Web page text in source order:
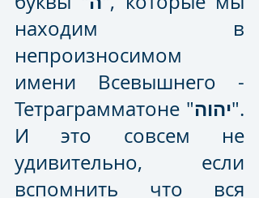
находим в
непроизносимом
имени Всевышнего -
Тетраграмматоне "יהוה".
И это совсем не
удивительно, если
вспомнить что вся